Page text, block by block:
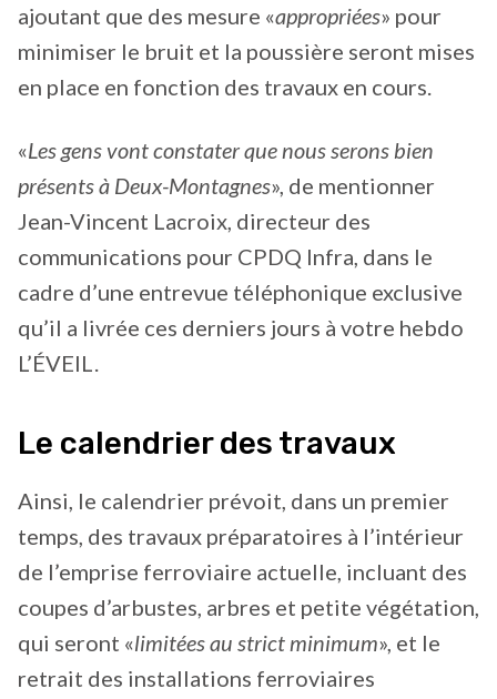
ajoutant que des mesure «appropriées» pour
minimiser le bruit et la poussière seront mises
en place en fonction des travaux en cours.
«Les gens vont constater que nous serons bien
présents à Deux-Montagnes», de mentionner
Jean-Vincent Lacroix, directeur des
communications pour CPDQ Infra, dans le
cadre d’une entrevue téléphonique exclusive
qu’il a livrée ces derniers jours à votre hebdo
L’ÉVEIL.
Le calendrier des travaux
Ainsi, le calendrier prévoit, dans un premier
temps, des travaux préparatoires à l’intérieur
de l’emprise ferroviaire actuelle, incluant des
coupes d’arbustes, arbres et petite végétation,
qui seront «limitées au strict minimum», et le
retrait des installations ferroviaires